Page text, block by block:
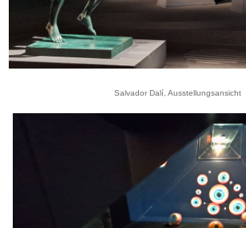
Salvador Dalí, Ausstellungsansicht